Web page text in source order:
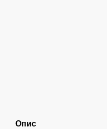
Опис